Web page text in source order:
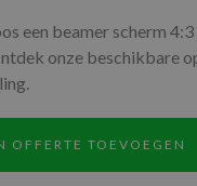
een beamer scherm
onze beschikbare
OFFERTE TOEVOEGEN